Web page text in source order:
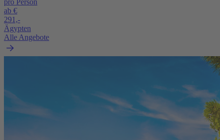
pro Person
ab €
291,-
Ägypten
Alle Angebote